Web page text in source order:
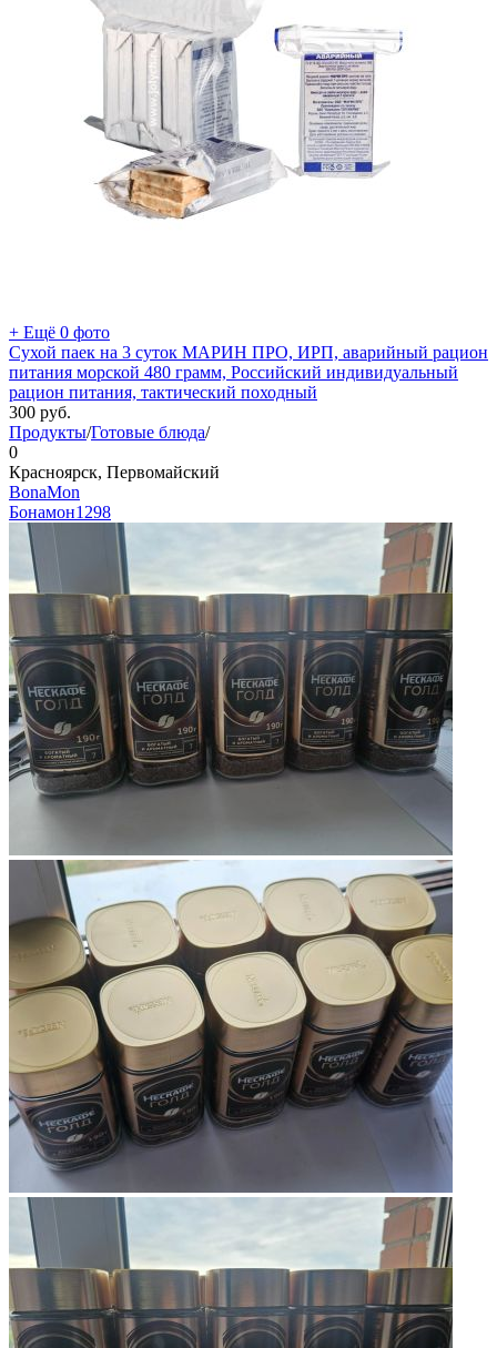
+ Ещё 0 фото
Сухой паек на 3 суток МАРИН ПРО, ИРП, аварийный рацион
питания морской 480 грамм, Российский индивидуальный
рацион питания, тактический походный
300 руб.
Продукты/Готовые блюда/
0
Красноярск, Первомайский
BonaMon
Бонамон1298